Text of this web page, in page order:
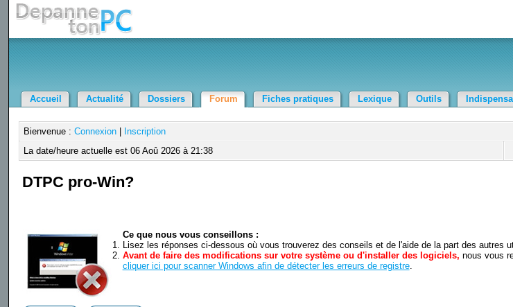
Accueil Actualité Dossiers Forum Fiches pratiques Lexique Outils
Bienvenue : Connexion|
Inscription
La date/heure actuelle est 06 Aoû 2026 à 21:38
DTPC pro-Win?
Ce que nous vous conseillons :
Lisez les réponses ci-dessous où vous trouverez des conseils et de l'aide de la part des autres
Avant de faire des modifications sur votre système ou d'installer des logiciels, nous vous
cliquer ici pour scanner Windows afin de détecter les erreurs de registre.